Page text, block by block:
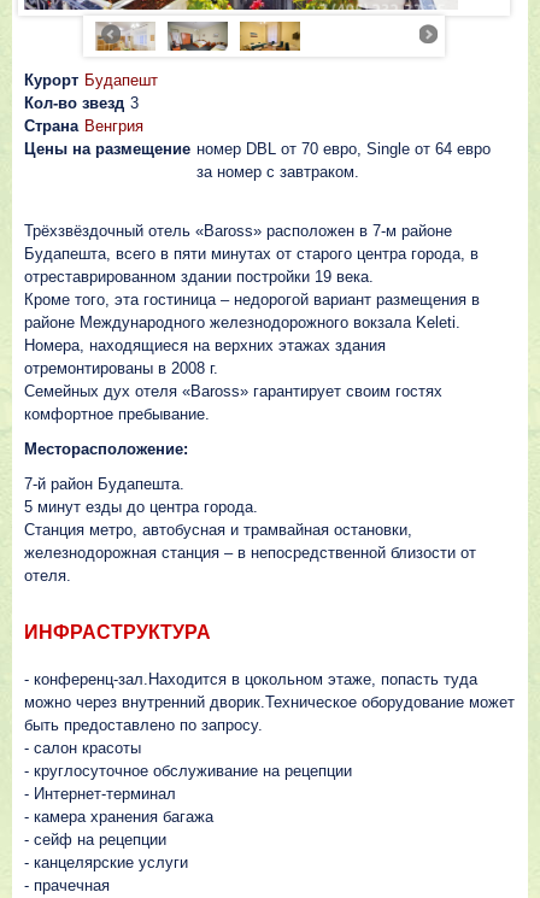
Курорт Будапешт
Кол-во звезд 3
Страна Венгрия
Цены на размещение номер DBL от 70 евро, Single от 64 евро
за номер с завтраком.
Трёхзвёздочный отель «Baross» расположен в 7-м районе
Будапешта, всего в пяти минутах от старого центра города, в
отреставрированном здании постройки 19 века.
Кроме того, эта гостиница – недорогой вариант размещения в
районе Международного железнодорожного вокзала Keleti.
Номера, находящиеся на верхних этажах здания
отремонтированы в 2008 г.
Семейных дух отеля «Baross» гарантирует своим гостях
комфортное пребывание.
Месторасположение:
7-й район Будапешта.
5 минут езды до центра города.
Станция метро, автобусная и трамвайная остановки,
железнодорожная станция – в непосредственной близости от
отеля.
ИНФРАСТРУКТУРА
- конференц-зал.Находится в цокольном этаже, попасть туда
можно через внутренний дворик.Техническое оборудование может
быть предоставлено по запросу.
- салон красоты
- круглосуточное обслуживание на рецепции
- Интернет-терминал
- камера хранения багажа
- сейф на рецепции
- канцелярские услуги
- прачечная